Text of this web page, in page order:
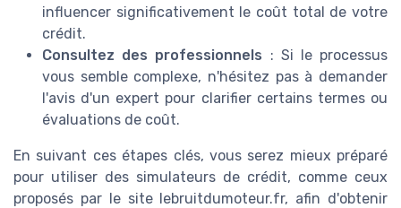
influencer significativement le coût total de votre
crédit.
Consultez des professionnels : Si le processus
vous semble complexe, n'hésitez pas à demander
l'avis d'un expert pour clarifier certains termes ou
évaluations de coût.
En suivant ces étapes clés, vous serez mieux préparé
pour utiliser des simulateurs de crédit, comme ceux
proposés par le site lebruitdumoteur.fr, afin d'obtenir